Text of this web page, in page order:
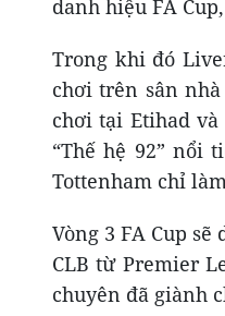
danh hiệu FA
Trong khi đó
chơi trên sân
chơi tại Etihad
“Thế hệ 92” nổi
Tottenham chỉ
Vòng 3 FA Cup
CLB từ Premier
chuyên đã giành